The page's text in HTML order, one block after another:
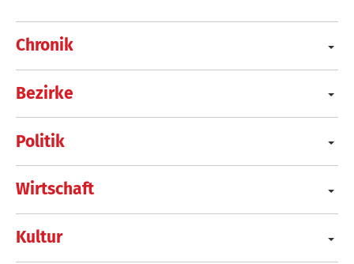
Chronik
Bezirke
Politik
Wirtschaft
Kultur